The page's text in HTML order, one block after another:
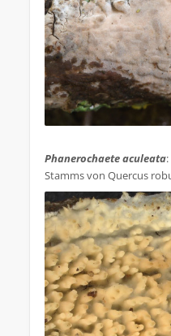
Phanerochaete aculeata
Stamms von Quercus